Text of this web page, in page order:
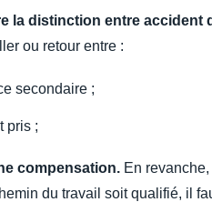
la distinction entre accident
ou retour entre :
secondaire ;
pris ;
compensation. En
du travail soit qualifié, il